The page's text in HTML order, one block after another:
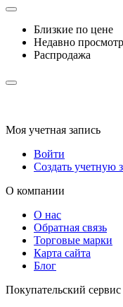
Близкие по цене
Недавно
Распродажа
Моя учетная запись
Войти
Создать учетную
О компании
О нас
Обратная связь
Торговые марки
Карта сайта
Блог
Покупательский сервис